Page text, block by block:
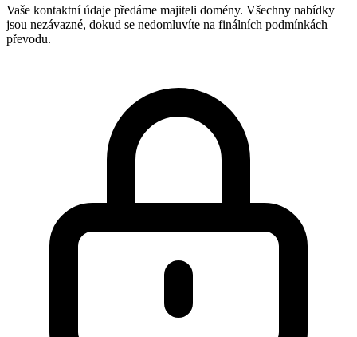
Vaše kontaktní údaje předáme majiteli domény. Všechny nabídky
jsou nezávazné, dokud se nedomluvíte na finálních podmínkách
převodu.